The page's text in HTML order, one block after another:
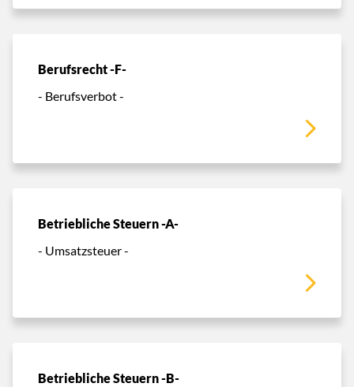
Berufsrecht -F-
- Berufsverbot -
Betriebliche Steuern -A-
- Umsatzsteuer -
Betriebliche Steuern -B-